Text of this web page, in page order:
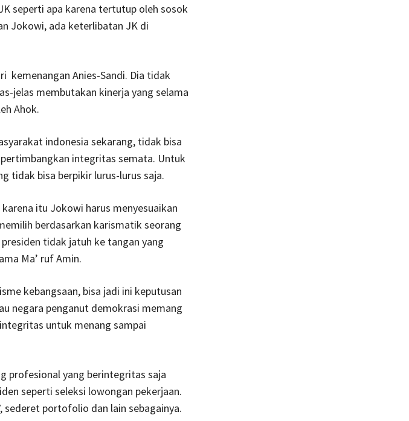
seperti apa karena tertutup oleh sosok
Jokowi, ada keterlibatan JK di
kemenangan Anies-Sandi. Dia tidak
jelas membutakan kinerja yang selama
Ahok.
indonesia sekarang, tidak bisa
integritas semata. Untuk
tidak bisa berpikir lurus-lurus saja.
itu Jokowi harus menyesuaikan
berdasarkan karismatik seorang
tidak jatuh ke tangan yang
Ma’ ruf Amin.
kebangsaan, bisa jadi ini keputusan
negara penganut demokrasi memang
untuk menang sampai
profesional yang berintegritas saja
seperti seleksi lowongan pekerjaan.
sederet portofolio dan lain sebagainya.